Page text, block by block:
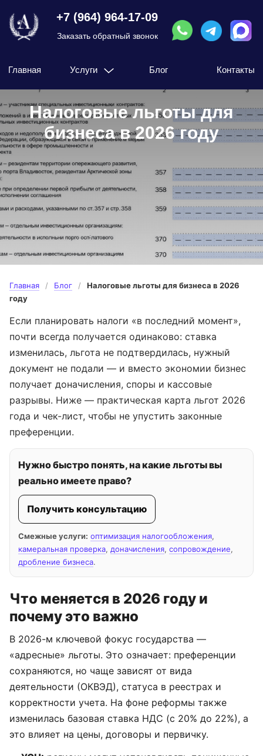
+7 (964) 964-17-09
Заказать обратный звонок
Защита при налоговых нарушениях
Разблокировка счета
Ликвидация ООО с долгами
Оптимизация налогообложения
Дробление бизнеса
Налоговые льготы для
бизнеса в 2026 году
Главная / Блог /
Налоговые льготы для бизнеса в 2026
году
Если планировать налоги «в последний момент»,
почти всегда получается одинаково: ставка
изменилась, льгота не подтвердилась, нужный
документ не подали — и вместо экономии бизнес
получает доначисления, споры и кассовые
разрывы. Ниже — практическая карта льгот 2026
года и чек-лист, чтобы не упустить законные
преференции.
Нужно быстро понять, на какие льготы вы
реально имеете право?
Получить консультацию
Смежные услуги: оптимизация налогообложения,
камеральная проверка, доначисления, сопровождение,
дробление бизнеса.
Что меняется в 2026 году и
почему это важно
В 2026-м ключевой фокус государства —
«адресные» льготы. Это означает: преференции
сохраняются, но чаще зависят от вида
деятельности (ОКВЭД), статуса в реестрах и
корректности учета. На фоне реформы также
изменилась базовая ставка НДС (с 20% до 22%), а
это влияет на цены, договоры и первичку.